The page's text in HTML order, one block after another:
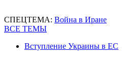
СПЕЦТЕМА: Война в Иране
ВСЕ ТЕМЫ
Вступление Украины в ЕС